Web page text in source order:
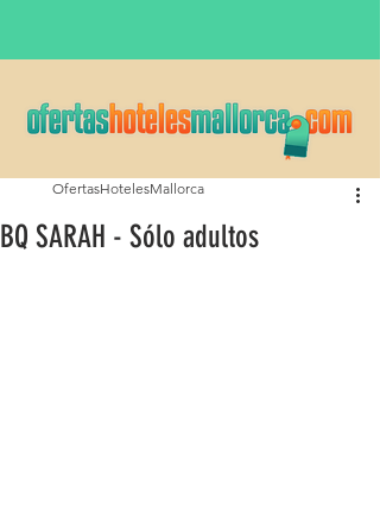
BQ SARAH - Sólo adultos
OfertasHotelesMallorca